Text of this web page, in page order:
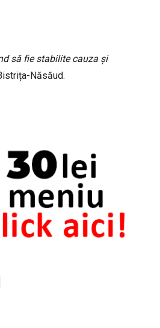
să fie stabilite cauza și
Năsăud.